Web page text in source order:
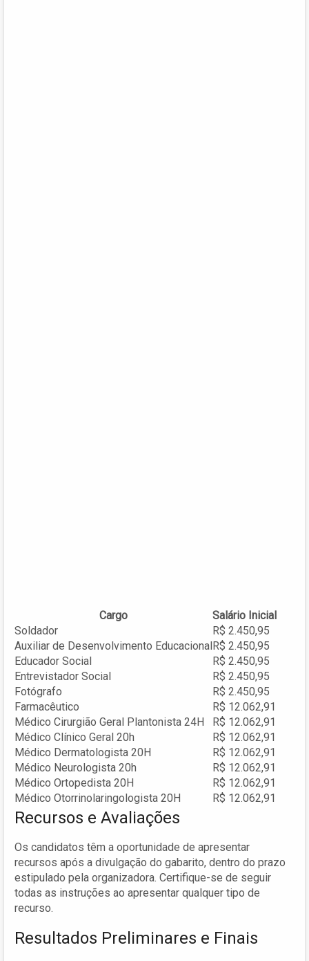
Cargo
Salário Inicial
Soldador
R$ 2.450,95
Auxiliar de Desenvolvimento EducacionalR$ 2.450,95
Educador Social
R$ 2.450,95
Entrevistador Social
R$ 2.450,95
Fotógrafo
R$ 2.450,95
Farmacêutico
R$ 12.062,91
Médico Cirurgião Geral Plantonista 24H
R$ 12.062,91
Médico Clínico Geral 20h
R$ 12.062,91
Médico Dermatologista 20H
R$ 12.062,91
Médico Neurologista 20h
R$ 12.062,91
Médico Ortopedista 20H
R$ 12.062,91
Médico Otorrinolaringologista 20H
R$ 12.062,91
Recursos e Avaliações
Os candidatos têm a oportunidade de apresentar
recursos após a divulgação do gabarito, dentro do prazo
estipulado pela organizadora. Certifique-se de seguir
todas as instruções ao apresentar qualquer tipo de
recurso.
Resultados Preliminares e Finais